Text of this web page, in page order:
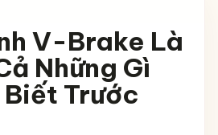
V-Brake Là
Những Gì
Biết Trước